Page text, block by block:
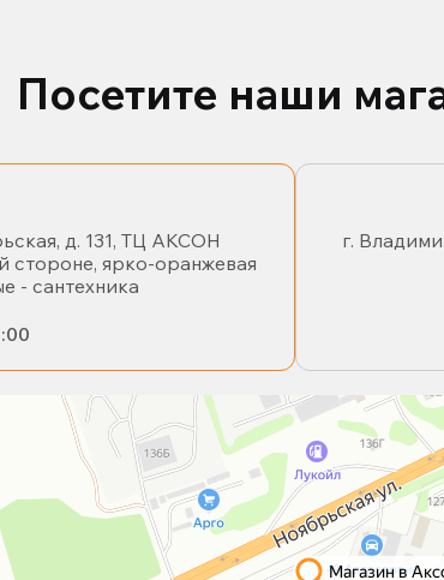
Посетите наши
д. 131, ТЦ АКСОН
стороне, ярко-оранжевая
- сантехника
г.